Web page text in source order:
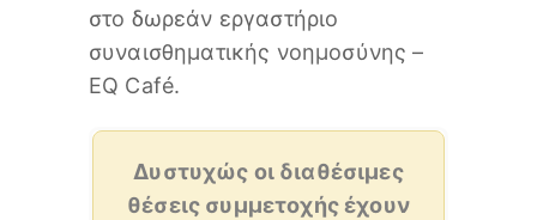
στο δωρεάν εργαστήριο
συναισθηματικής νοημοσύνης –
EQ Café.
Δυστυχώς οι διαθέσιμες
θέσεις συμμετοχής έχουν